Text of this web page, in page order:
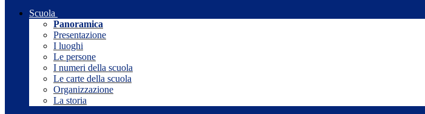
Scuola
Panoramica
Presentazione
I luoghi
Le persone
I numeri della scuola
Le carte della scuola
Organizzazione
La storia